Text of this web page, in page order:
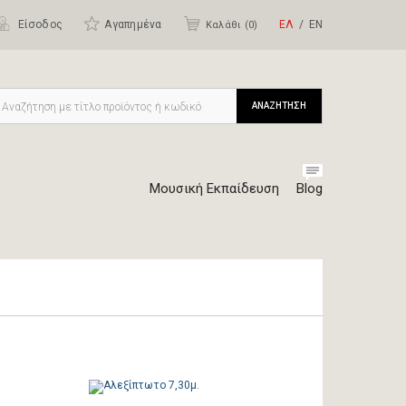
Είσοδος Αγαπημένα Καλάθι (0) ΕΛ ΕΝ
Μουσική Εκπαίδευση Blog
ΑΝΑΖΗΤΗΣΗ